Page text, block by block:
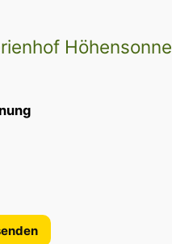
Höhensonne